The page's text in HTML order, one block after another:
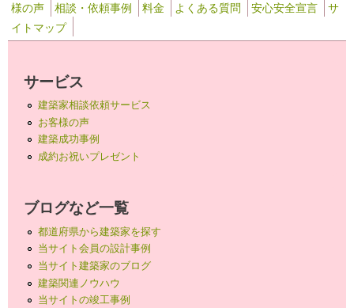
様の声
相談・依頼事例 料金 よくある質問 安心安全宣言
サ
イトマップ
サービス
建築家相談依頼サービス
お客様の声
建築成功事例
成約お祝いプレゼント
ブログなど一覧
都道府県から建築家を探す
当サイト会員の設計事例
当サイト建築家のブログ
建築関連ノウハウ
当サイトの竣工事例